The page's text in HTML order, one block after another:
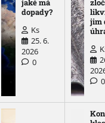
jaké má
dopady?
Ks
25. 6.
2026
0
jim
0